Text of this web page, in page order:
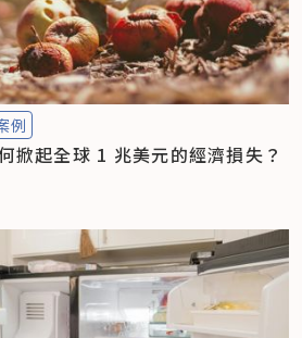
例
掀起全球 1 兆美元的經濟損失？